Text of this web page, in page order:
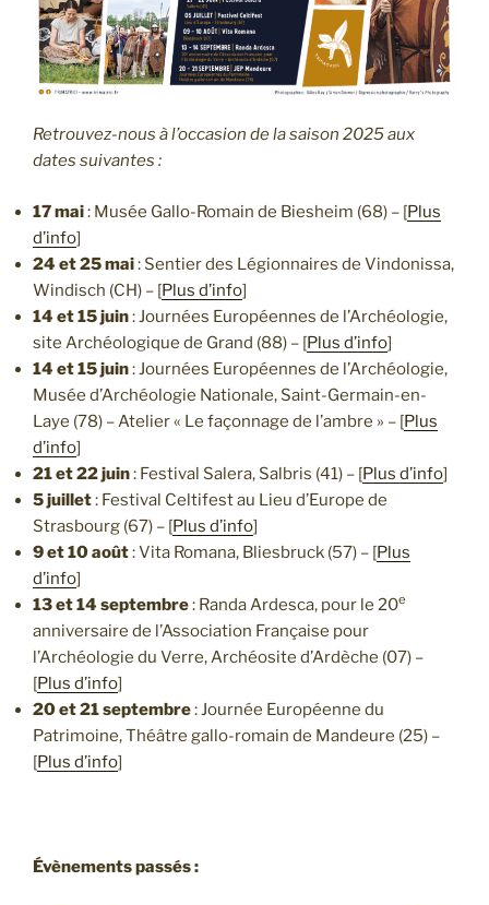
Retrouvez-nous à l’occasion de la saison 2025 aux
dates suivantes :
17 mai: Musée Gallo-Romain de Biesheim (68) – [Plus
d’info]
24 et 25 mai: Sentier des Légionnaires de Vindonissa,
Windisch (CH) – [Plus d’info]
14 et 15 juin: Journées Européennes de l’Archéologie,
site Archéologique de Grand (88) – [Plus d’info]
14 et 15 juin: Journées Européennes de l’Archéologie,
Musée d’Archéologie Nationale, Saint-Germain-en-
Laye (78) – Atelier « Le façonnage de l’ambre » – [Plus
d’info]
21 et 22 juin: Festival Salera, Salbris (41) – [Plus d’info]
5 juillet: Festival Celtifest au Lieu d’Europe de
Strasbourg (67) – [Plus d’info]
9 et 10 août: Vita Romana, Bliesbruck (57) – [Plus
d’info]
13 et 14 septembre: Randa Ardesca, pour le 20e
anniversaire de l’Association Française pour
l’Archéologie du Verre, Archéosite d’Ardèche (07) –
[Plus d’info]
20 et 21 septembre: Journée Européenne du
Patrimoine, Théâtre gallo-romain de Mandeure (25) –
[Plus d’info]
Évènements passés :